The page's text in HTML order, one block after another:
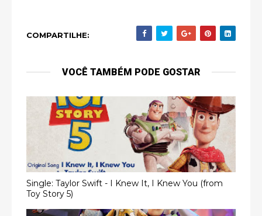
COMPARTILHE:
VOCÊ TAMBÉM PODE GOSTAR
Single: Taylor Swift - I Knew It, I Knew You (from
Toy Story 5)